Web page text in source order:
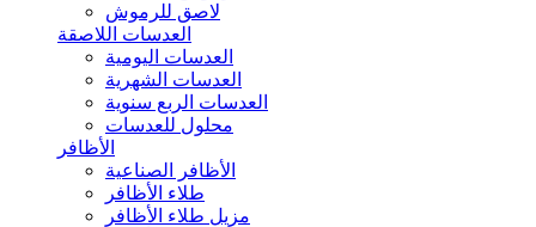
لاصق للرموش
العدسات اللاصقة
العدسات اليومية
العدسات الشهرية
العدسات الربع سنوية
محلول للعدسات
الأظافر
الأظافر الصناعية
طلاء الأظافر
مزيل طلاء الأظافر